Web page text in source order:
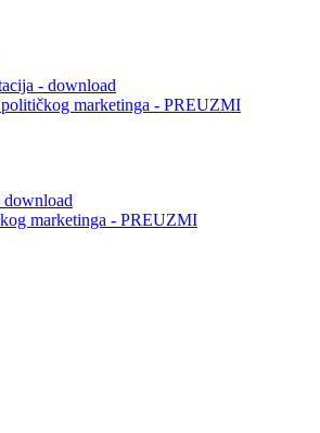
- download
marketinga - PREUZMI
marketinga - PREUZMI